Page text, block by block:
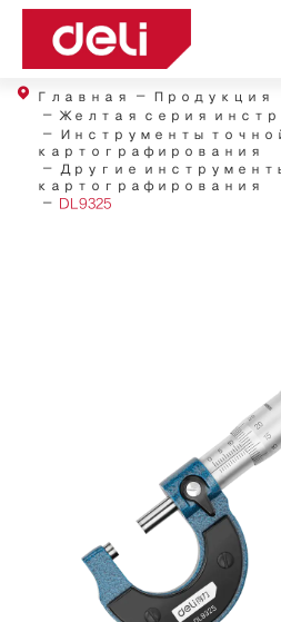
Главная
Продукция
Желтая серия
Инструменты
картографирования
Другие
картографирования
DL9325